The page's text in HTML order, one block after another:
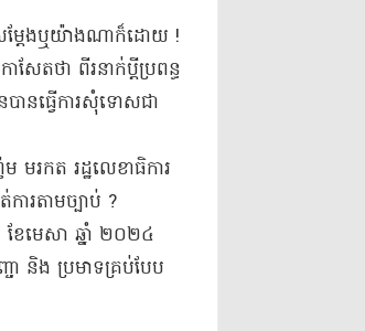
ម្តែង​ឬ​យ៉ាងណាក៏ដោយ !​
ត​ថា ពីរ​នាក់​ប្ដី​ប្រពន្ធ​
ានធ្វើការ​សុំទោស​ជា​
មរកត រដ្ឋលេខាធិការ​
ារ​តាមច្បាប់ ?
ែមេសា ឆ្នាំ ២០២៤
ោ និង ប្រមាទ​គ្រប់បែប​